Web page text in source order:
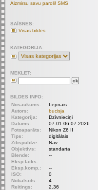
Aizmirsu savu paroli! SMS
SAĪSNES:
Visas bildes
KATEGORIJA:
MEKLET:
BILDES INFO:
Nosaukums:
Lepnais
Autors:
bucisja
Kategorija:
Dzīvnieciņi
Datums:
07:01 06.07.2026
Fotoaparāts:
Nikon Z6 II
Tips:
digitālais
Zibspuldze:
Nav
Objektīvs:
standarta
Blende:
--
Eksp.laiks:
--
Eksp.komp.:
--
ISO:
0
Nobalsots:
4
Reitings:
2.36